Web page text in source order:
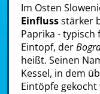
Im Osten
Einflussstärker
Paprika -
Eintopf, der
heißt. Seinen
Kessel, in dem
Eintöpfe